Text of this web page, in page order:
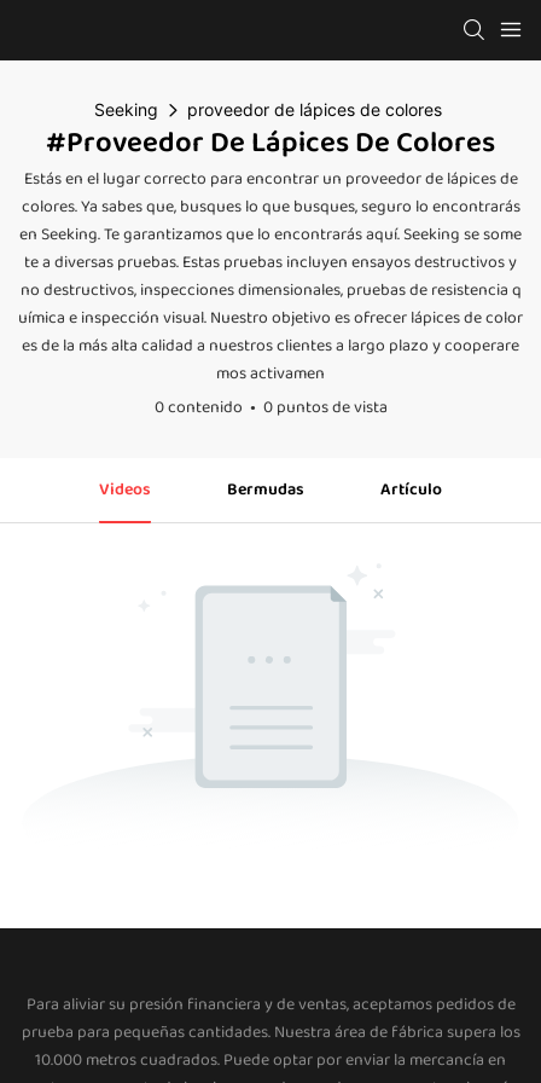
Seeking proveedor de lápices de colores
#proveedor De Lápices De Colores
Estás en el lugar correcto para encontrar un proveedor de lápices de
colores. Ya sabes que, busques lo que busques, seguro lo encontrarás
en Seeking. Te garantizamos que lo encontrarás aquí. Seeking se some
te a diversas pruebas. Estas pruebas incluyen ensayos destructivos y
no destructivos, inspecciones dimensionales, pruebas de resistencia q
uímica e inspección visual. Nuestro objetivo es ofrecer lápices de color
es de la más alta calidad a nuestros clientes a largo plazo y cooperare
mos activamen
0 contenido
0 puntos de vista
Videos Bermudas Artículo
Para aliviar su presión financiera y de ventas, aceptamos pedidos de
prueba para pequeñas cantidades. Nuestra área de fábrica supera los
10.000 metros cuadrados. Puede optar por enviar la mercancía en